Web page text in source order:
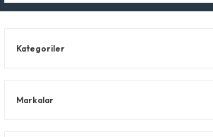
Kategoriler
Markalar